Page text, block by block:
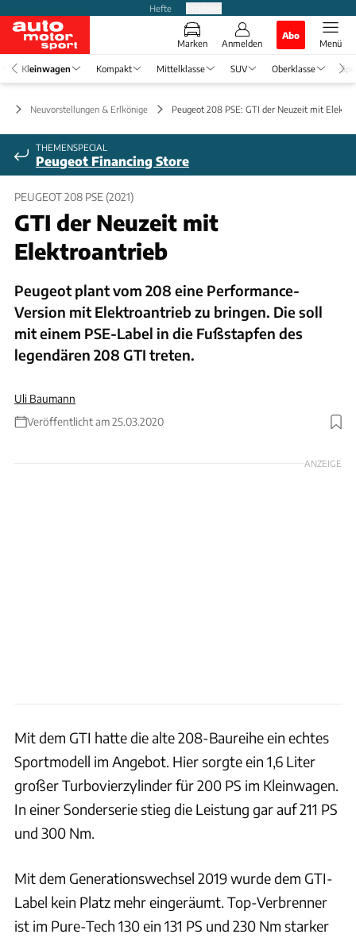
Hefte
Marken Anmelden
Abo
Menü
Kleinwagen Kompakt Mittelklasse SUV Oberklasse
Neuvorstellungen & Erlkönige Peugeot 208 PSE: GTI der Neuzeit mit
THEMENSPECIAL
Peugeot Financing Store
PEUGEOT 208 PSE (2021)
GTI der Neuzeit mit
Elektroantrieb
Peugeot plant vom 208 eine Performance-
Version mit Elektroantrieb zu bringen. Die soll
mit einem PSE-Label in die Fußstapfen des
legendären 208 GTI treten.
Uli Baumann
Veröffentlicht am 25.03.2020
Foto: Peugeot
ANZEIGE
Mit dem GTI hatte die alte 208-Baureihe ein echtes
Sportmodell im Angebot. Hier sorgte ein 1,6 Liter
großer Turbovierzylinder für 200 PS im Kleinwagen.
In einer Sonderserie stieg die Leistung gar auf 211 PS
und 300 Nm.
Mit dem Generationswechsel 2019 wurde dem GTI-
Label kein Platz mehr eingeräumt. Top-Verbrenner
ist im Pure-Tech 130 ein 131 PS und 230 Nm starker